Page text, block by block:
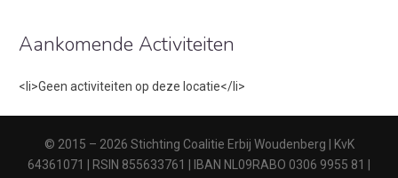
Aankomende Activiteiten
<li>Geen activiteiten op deze locatie</li>
© 2015 – 2026 Stichting Coalitie Erbij Woudenberg | KvK
64361071 | RSIN 855633761 | IBAN NL09RABO 0306 9955 81 |